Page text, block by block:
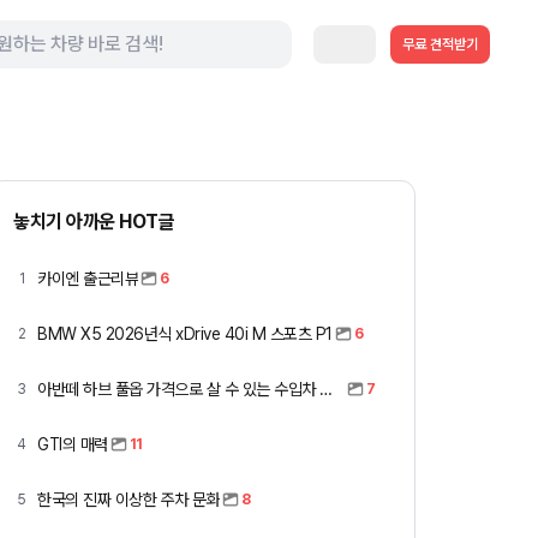
무료 견적받기
놓치기 아까운 HOT글
1 카이엔 출근리뷰 6
2 BMW X5 2026년식 xDrive 40i M 스포츠 P1 6
3 아반떼 하브 풀옵 가격으로 살 수 있는 수입차 모아봤습니다 (중고 포함) 7
4 GTI의 매력 11
5 한국의 진짜 이상한 주차 문화 8